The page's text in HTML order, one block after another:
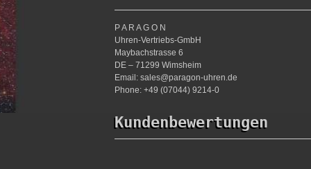
P A R A G O N
Uhren-Vertriebs-GmbH
Maybachstrasse 6
DE – 71299 Wimsheim
Email: sales@paragon-uhren.de
Phone: +49 (07044) 9214-0
Kundenbewertungen